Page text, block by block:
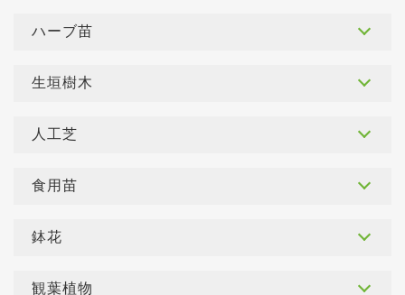
ハーブ苗
生垣樹木
人工芝
食用苗
鉢花
観葉植物